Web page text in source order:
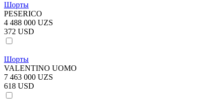
Шорты
PESERICO
4 488 000 UZS
372 USD
Шорты
VALENTINO UOMO
7 463 000 UZS
618 USD